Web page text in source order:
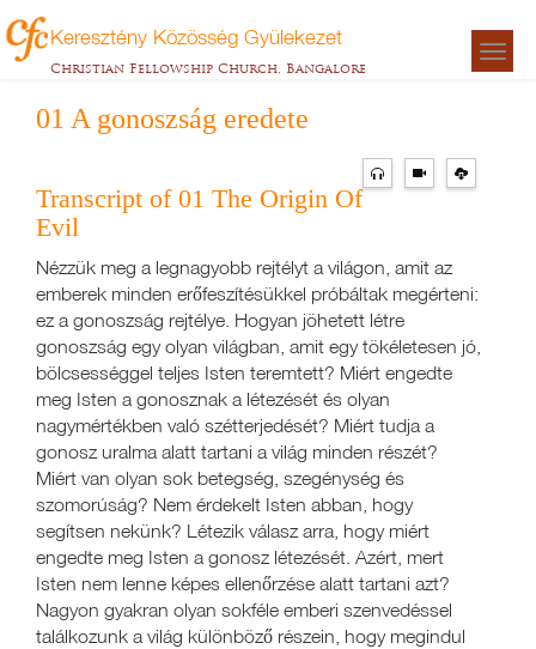
Keresztény Közösség Gyülekezet
Christian Fellowship Church, Bangalore
01 A gonoszság eredete
Transcript of 01 The Origin Of
Evil
Nézzük meg a legnagyobb rejtélyt a világon, amit az
emberek minden erőfeszítésükkel próbáltak megérteni:
ez a gonoszság rejtélye. Hogyan jöhetett létre
gonoszság egy olyan világban, amit egy tökéletesen jó,
bölcsességgel teljes Isten teremtett? Miért engedte
meg Isten a gonosznak a létezését és olyan
nagymértékben való szétterjedését? Miért tudja a
gonosz uralma alatt tartani a világ minden részét?
Miért van olyan sok betegség, szegénység és
szomorúság? Nem érdekelt Isten abban, hogy
segítsen nekünk? Létezik válasz arra, hogy miért
engedte meg Isten a gonosz létezését. Azért, mert
Isten nem lenne képes ellenőrzése alatt tartani azt?
Nagyon gyakran olyan sokféle emberi szenvedéssel
találkozunk a világ különböző részein, hogy megindul